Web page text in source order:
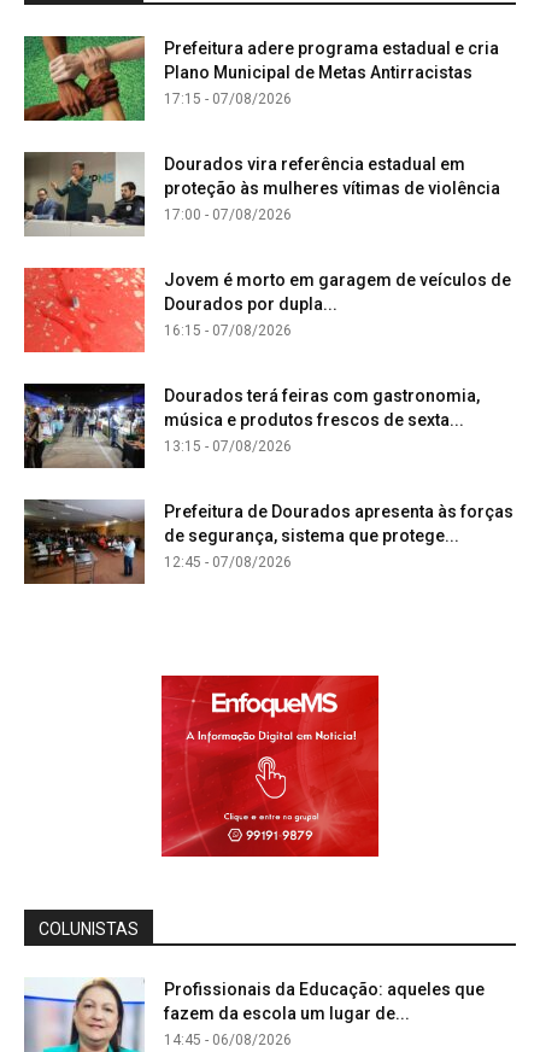
Prefeitura adere programa estadual e cria
Plano Municipal de Metas Antirracistas
17:15 - 07/08/2026
Dourados vira referência estadual em
proteção às mulheres vítimas de violência
17:00 - 07/08/2026
Jovem é morto em garagem de veículos de
Dourados por dupla...
16:15 - 07/08/2026
Dourados terá feiras com gastronomia,
música e produtos frescos de sexta...
13:15 - 07/08/2026
Prefeitura de Dourados apresenta às forças
de segurança, sistema que protege...
12:45 - 07/08/2026
COLUNISTAS
Profissionais da Educação: aqueles que
fazem da escola um lugar de...
14:45 - 06/08/2026